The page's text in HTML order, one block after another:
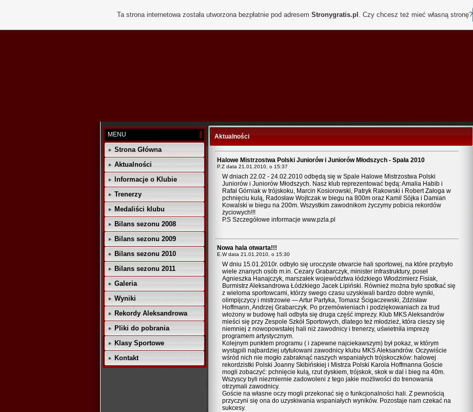
MENU
Strona Główna
Aktualności
Informacje o Klubie
Trenerzy
Medaliści klubu
Bilans sezonu 2008
Bilans sezonu 2009
Bilans sezonu 2010
Bilans sezonu 2011
Galeria
Wyniki
Rekordy Aleksandrowa
Pliki do pobrania
Klasy Sportowe
Kontakt
Aktualności
Halowe Mistrzostwa Polski Juniorów i Juniorów Młodszych - Spała 2010
P.Z data 21.01.2010, o 15:37
W dniach 22.02 - 24.02.2010 odbędą się w Spale Halowe Mistrzostwa Polski
Juniorów i Juniorów Młodszych. Nasz klub reprezentować będą: Amalia Habib i
Rafał Górniak w trójskoku, Marcin Kosiorowski, Patryk Rakowski i Robert Załoga w
pchnięciu kulą, Radosław Wojtczak w biegu na 800m oraz Kamil Sójka i Damian
Kowalski w biegu na 200m. Wszystkim zawodnikom życzymy pobicia rekordów
życiowych!!!
P.S Szczegółowe informacje www.pzla.pl
Nowa hala otwarta!!!
E.W data 21.01.2010, o 15:30
W dniu 15.01.2010r. odbyło się uroczyste otwarcie hali sportowej, na które przybyło
wiele znanych osób m.in. Cezary Grabarczyk, minister infrastruktury, poseł
Agnieszka Hanajczyk, marszałek województwa łódzkiego Włodzimierz Fisiak,
Burmistrz Aleksandrowa Łódzkiego Jacek Lipiński. Również można było spotkać się
z wieloma sportowcami, którzy swego czasu uzyskiwali bardzo dobre wyniki,
olimpijczycy i mistrzowie — Artur Partyka, Tomasz Ścigaczewski, Zdzisław
Hoffmann, Andrzej Grabarczyk. Po przemówieniach i podziękowaniach za trud
włożony w budowę hali odbyła się druga część imprezy. Klub MKS Aleksandrów
mieści się przy Zespole Szkół Sportowych, dlatego też młodzież, która cieszy się
niemniej z nowopowstałej hali niż zawodnicy i trenerzy, uświetniła imprezę
programem artystycznym.
Kolejnym punktem programu ( i zapewne najciekawszym) był pokaz, w którym
wystąpili najbardziej utytułowani zawodnicy klubu MKS Aleksandrów. Oczywiście
wśród nich nie mogło zabraknąć naszych wspaniałych trójskoczków: halowej
rekordzistki Polski Joanny Skibińskiej i Mistrza Polski Karola Hoffmanna Goście
mogli zobaczyć: pchnięcie kulą, rzut dyskiem, trójskok, skok w dal i bieg na 40m.
Wszyscy byli niezmiernie zadowoleni z tego jakie możliwości do trenowania
otrzymali zawodnicy.
Goście na własne oczy mogli przekonać się o funkcjonalności hali. Z pewnością
przyczyni się ona do uzyskiwania wspaniałych wyników. Pozostaje nam czekać na
sukcesy.
Ta strona internetowa została utworzona bezpłatnie pod adresem Stronygratis.pl . Czy chcesz też mieć własną stronę?